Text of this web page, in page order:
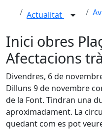
Actualitat
Inici obres
Afectacions
Divendres, 6 de
Dilluns 9 de novembre
de la Font. Tindran una
aproximadament. La
quedant com es pot